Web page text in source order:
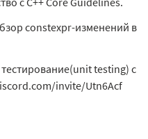
constexpr-изменений в
testing) с
invite/Utn6Acf